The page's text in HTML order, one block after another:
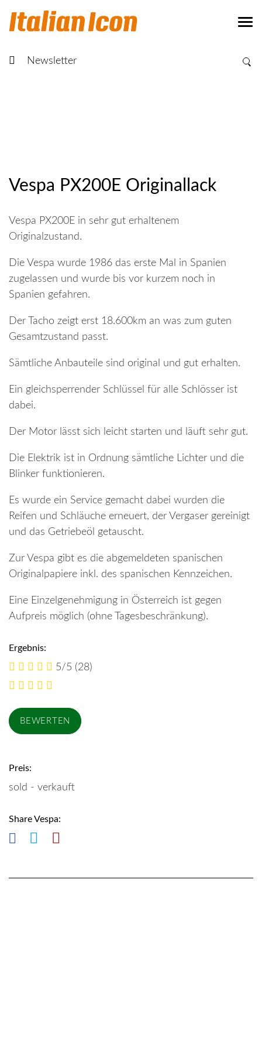
Newsletter
Vespa PX200E Originallack
Vespa PX200E in sehr gut erhaltenem
Originalzustand.
Die Vespa wurde 1986 das erste Mal in Spanien
zugelassen und wurde bis vor kurzem noch in
Spanien gefahren.
Der Tacho zeigt erst 18.600km an was zum guten
Gesamtzustand passt.
Sämtliche Anbauteile sind original und gut erhalten.
Ein gleichsperrender Schlüssel für alle Schlösser ist
dabei.
Der Motor lässt sich leicht starten und läuft sehr gut.
Die Elektrik ist in Ordnung sämtliche Lichter und die
Blinker funktionieren.
Es wurde ein Service gemacht dabei wurden die
Reifen und Schläuche erneuert, der Vergaser gereinigt
und das Getriebeöl getauscht.
Zur Vespa gibt es die abgemeldeten spanischen
Originalpapiere inkl. des spanischen Kennzeichen.
Eine Einzelgenehmigung in Österreich ist gegen
Aufpreis möglich (ohne Tagesbeschränkung).
Ergebnis:
5/5 (28)
Preis:
sold - verkauft
Share Vespa: